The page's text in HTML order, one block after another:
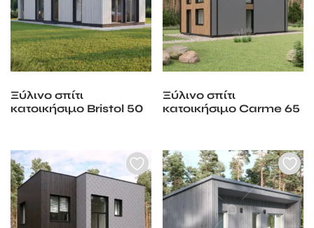
Ξύλινο σπίτι
κατοικήσιμο Bristol 50
Ξύλινο σπίτι
κατοικήσιμο Carme 65